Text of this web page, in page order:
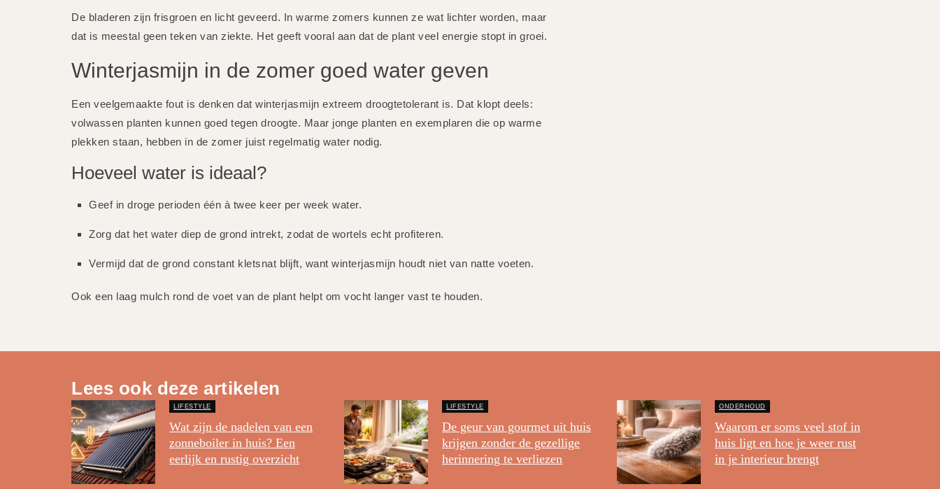
De bladeren zijn frisgroen en licht geveerd. In warme zomers kunnen ze wat lichter worden, maar
dat is meestal geen teken van ziekte. Het geeft vooral aan dat de plant veel energie stopt in groei.
Winterjasmijn in de zomer goed water geven
Een veelgemaakte fout is denken dat winterjasmijn extreem droogtetolerant is. Dat klopt deels:
volwassen planten kunnen goed tegen droogte. Maar jonge planten en exemplaren die op warme
plekken staan, hebben in de zomer juist regelmatig water nodig.
Hoeveel water is ideaal?
Geef in droge perioden één à twee keer per week water.
Zorg dat het water diep de grond intrekt, zodat de wortels echt profiteren.
Vermijd dat de grond constant kletsnat blijft, want winterjasmijn houdt niet van natte voeten.
Ook een laag mulch rond de voet van de plant helpt om vocht langer vast te houden.
Lees ook deze artikelen
LIFESTYLE
Wat zijn de nadelen van een
zonneboiler in huis? Een
eerlijk en rustig overzicht
LIFESTYLE
De geur van gourmet uit huis
krijgen zonder de gezellige
herinnering te verliezen
ONDERHOUD
Waarom er soms veel stof in
huis ligt en hoe je weer rust
in je interieur brengt